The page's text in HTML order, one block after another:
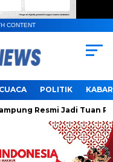
CONTENT
POLITIK
Resmi Jadi Tuan